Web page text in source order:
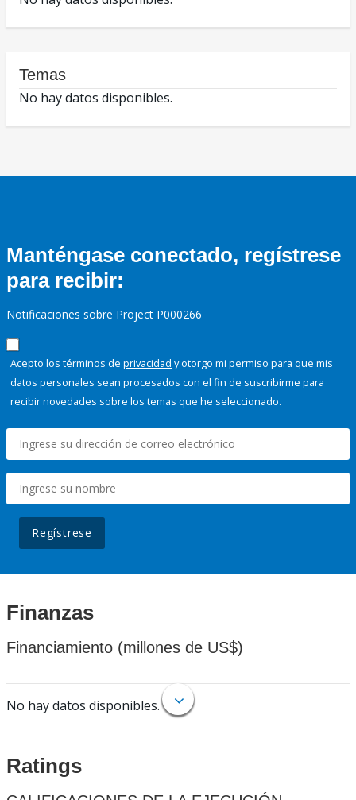
Temas
No hay datos disponibles.
Manténgase conectado, regístrese
para recibir:
Notificaciones sobre Project P000266
Acepto los términos de privacidad y otorgo mi permiso para que mis
datos personales sean procesados con el fin de suscribirme para
recibir novedades sobre los temas que he seleccionado.
Regístrese
Finanzas
Financiamiento (millones de US$)
No hay datos disponibles.
Ratings